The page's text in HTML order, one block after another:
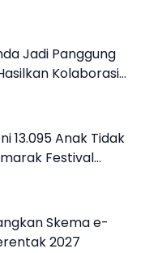
Jadi Panggung
Kolaborasi
13.095 Anak Tidak
Festival
Skema e-
2027